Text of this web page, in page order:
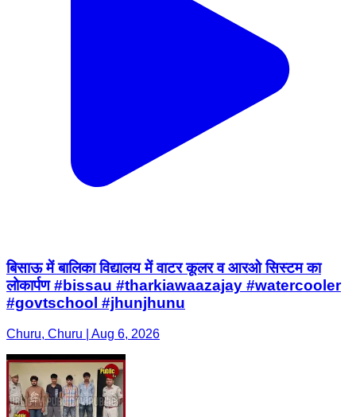
बिसाऊ में बालिका विद्यालय में वाटर कूलर व आरओ सिस्टम का
लोकार्पण #bissau #tharkiawaazajay #watercooler
#govtschool #jhunjhunu
Churu, Churu | Aug 6, 2026